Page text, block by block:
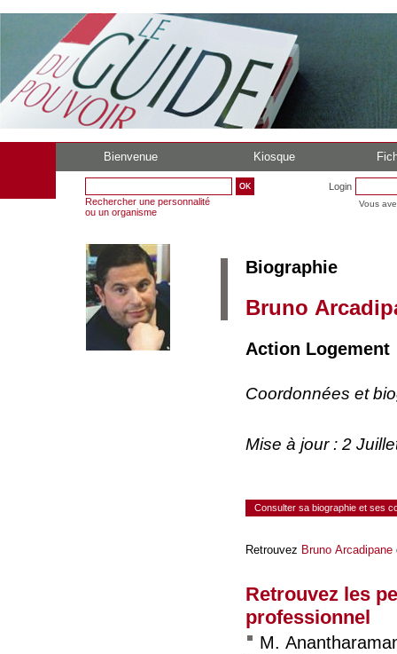
Bienvenue Kiosque
Rechercher une personnalité
ou un organisme
Login
Vous
Biographie
Bruno
Action
Coordonnées et
Mise à jour : 2
Consulter sa biographie et ses
Retrouvez Bruno Arcadipane
Retrouvez les
professionnel
M.